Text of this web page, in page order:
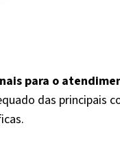
para o
das principais